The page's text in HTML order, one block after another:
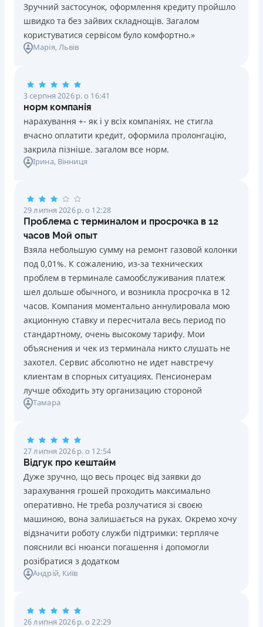
Зручний застосунок, оформлення кредиту пройшло
швидко та без зайвих складнощів. Загалом
користуватися сервісом було комфортно.»
Марія, Львів
3 серпня 2026 р. о 16:41
норм компанія
нарахування +- як і у всіх компаніях. не стигла
вчасно оплатити кредит, оформила пролонгацію,
закрила пізніше. загалом все норм.
Ірина, Вінниця
29 липня 2026 р. о 12:28
Проблема с терминалом и просрочка в 12
часов Мой опыт
Взяла небольшую сумму на ремонт газовой колонки
под 0,01%. К сожалению, из-за технических
проблем в терминале самообслуживания платеж
шел дольше обычного, и возникла просрочка в 12
часов. Компания моментально аннулировала мою
акционную ставку и пересчитала весь период по
стандартному, очень высокому тарифу. Мои
объяснения и чек из терминала никто слушать не
захотел. Сервис абсолютно не идет навстречу
клиентам в спорных ситуациях. Пенсионерам
лучше обходить эту организацию стороной
Тамара
27 липня 2026 р. о 12:54
Відгук про кештайм
Дуже зручно, що весь процес від заявки до
зарахування грошей проходить максимально
оперативно. Не треба розлучатися зі своєю
машиною, вона залишається на руках. Окремо хочу
відзначити роботу служби підтримки: терпляче
пояснили всі нюанси погашення і допомогли
розібратися з додатком
Андрій, Київ
26 липня 2026 р. о 22:29